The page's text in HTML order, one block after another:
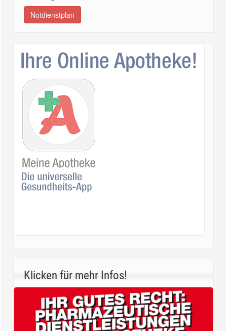
Notdienstplan
Klicken für mehr Infos!